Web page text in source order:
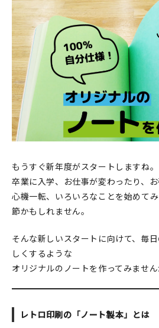
イベント
印刷見本
シルクスクリーン
無地素材
本
文房具
雑貨
はんこ
JAMグッズ
台湾グッズ
もうすぐ新年度がスタートしますね。
卒業に入学、お仕事が変わったり、お
心機一転、いろいろなことを始めて
節かもしれません。
そんな新しいスタートに向けて、毎
しくするような
オリジナルのノートを作ってみません
レトロ印刷の「ノート製本」とは